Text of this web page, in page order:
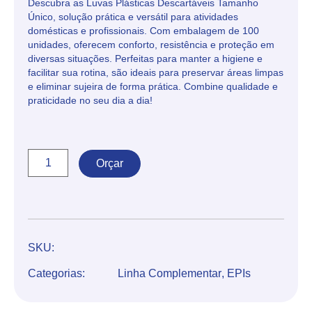
Descubra as Luvas Plásticas Descartáveis Tamanho
Único, solução prática e versátil para atividades
domésticas e profissionais. Com embalagem de 100
unidades, oferecem conforto, resistência e proteção em
diversas situações. Perfeitas para manter a higiene e
facilitar sua rotina, são ideais para preservar áreas limpas
e eliminar sujeira de forma prática. Combine qualidade e
praticidade no seu dia a dia!
Orçar
SKU:
Categorias: Linha Complementar, EPIs